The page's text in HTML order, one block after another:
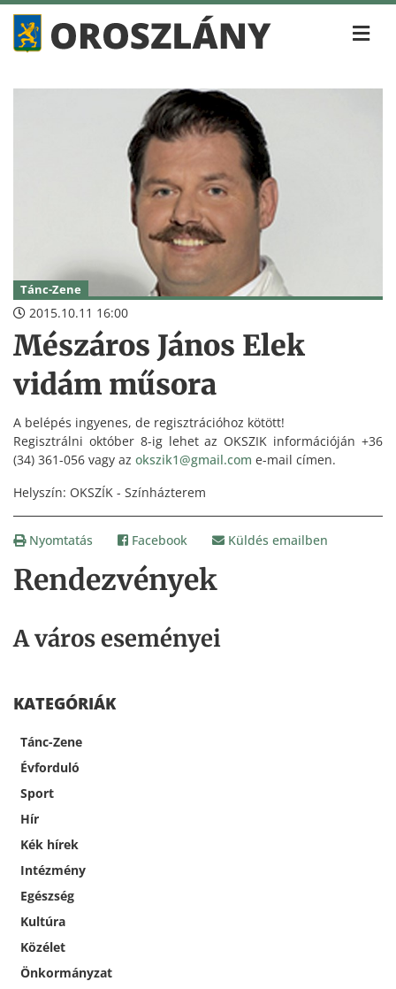
Rendezvények
A város eseményei
KATEGÓRIÁK
Tánc-Zene
Évforduló
Sport
Hír
Kék hírek
Intézmény
Egészség
Kultúra
Közélet
Önkormányzat
Tánc-Zene
2015.10.11 16:00
Mészáros János Elek
vidám műsora
A belépés ingyenes, de regisztrációhoz kötött!
Regisztrálni október 8-ig lehet az OKSZIK információján +36
(34) 361-056 vagy az okszik1@gmail.com e-mail címen.
Helyszín: OKSZÍK - Színházterem
Nyomtatás Facebook Küldés emailben